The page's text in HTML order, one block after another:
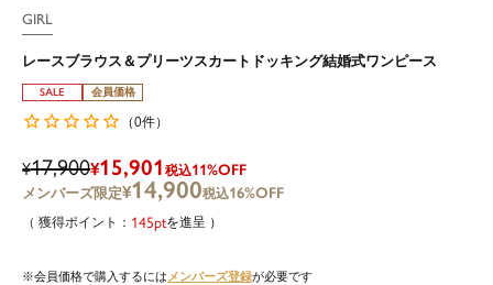
GIRL
レースブラウス＆プリーツスカートドッキング結婚式ワンピース
SALE 会員価格
（0件）
¥17,900¥15,901 税込11%OFF
¥14,900税込16%OFF
145 を進呈
会員価格で購入するには メンバーズ登録が必要です